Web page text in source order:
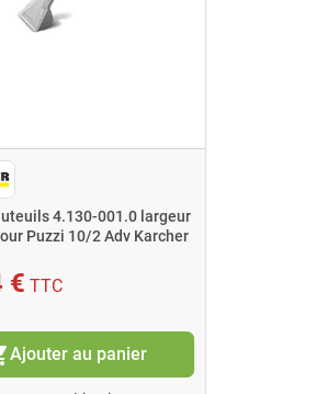
4.130-001.0 largeur
Puzzi 10/2 Adv Karcher
€ TTC
Ajouter au panier